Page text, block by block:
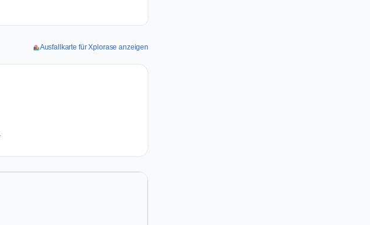
Ausfallkarte für Xplorase anzeigen